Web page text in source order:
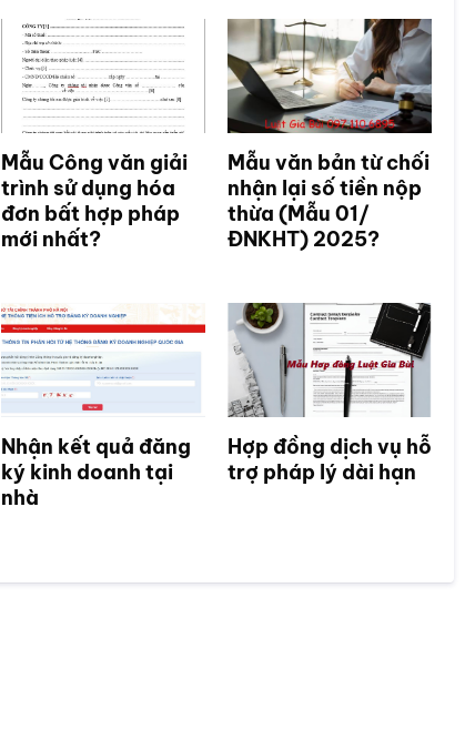
Mẫu Công văn giải
trình sử dụng hóa
đơn bất hợp pháp
mới nhất?
Mẫu văn bản từ chối
nhận lại số tiền nộp
thừa (Mẫu 01/
ĐNKHT) 2025?
Nhận kết quả đăng
ký kinh doanh tại
nhà
Hợp đồng dịch vụ hỗ
trợ pháp lý dài hạn